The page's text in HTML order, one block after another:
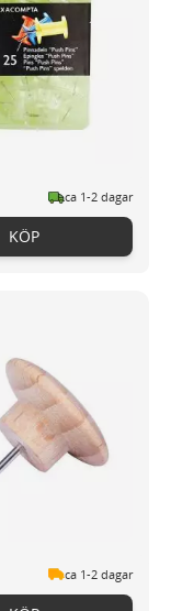
ca 1-2 dagar
KÖP
ca 1-2 dagar